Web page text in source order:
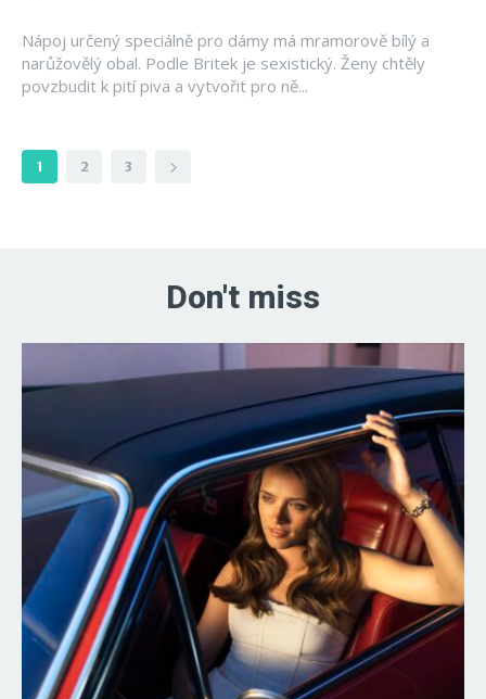
Nápoj určený speciálně pro dámy má mramorově bílý a
narůžovělý obal. Podle Britek je sexistický. Ženy chtěly
povzbudit k pití piva a vytvořit pro ně...
1 2 3
Don't miss